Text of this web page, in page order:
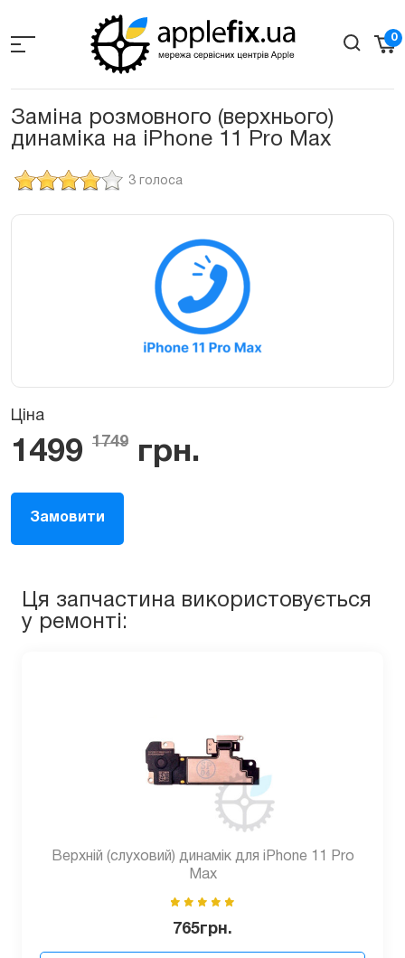
the
0
Заміна розмовного (верхнього)
динаміка на iPhone 11 Pro Max
3 голоса
Ціна
1499 1749 грн.
Замовити
Ця запчастина використовується
у ремонті:
Верхній (слуховий) динамік для iPhone 11 Pro
Max
765грн.